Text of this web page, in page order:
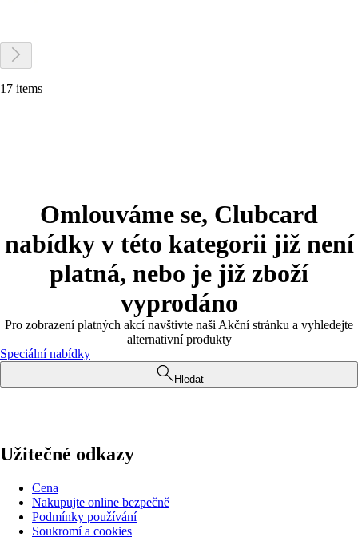
17 items
Omlouváme se, Clubcard
nabídky v této kategorii již není
platná, nebo je již zboží
vyprodáno
Pro zobrazení platných akcí navštivte naši Akční stránku a vyhledejte
alternativní produkty
Speciální nabídky
Hledat
Užitečné odkazy
Cena
Nakupujte online bezpečně
Podmínky používání
Soukromí a cookies